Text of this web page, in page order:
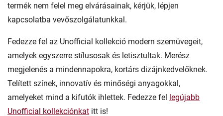
termék nem felel meg elvárásainak, kérjük, lépjen
kapcsolatba vevőszolgálatunkkal.
Fedezze fel az Unofficial kollekció modern szemüvegeit,
amelyek egyszerre stílusosak és letisztultak. Merész
megjelenés a mindennapokra, kortárs dizájnkedvelőknek.
Telített színek, innovatív és minőségi anyagokkal,
amelyeket mind a kifutók ihlettek. Fedezze fel legújabb
Unofficial kollekciónkat itt is!